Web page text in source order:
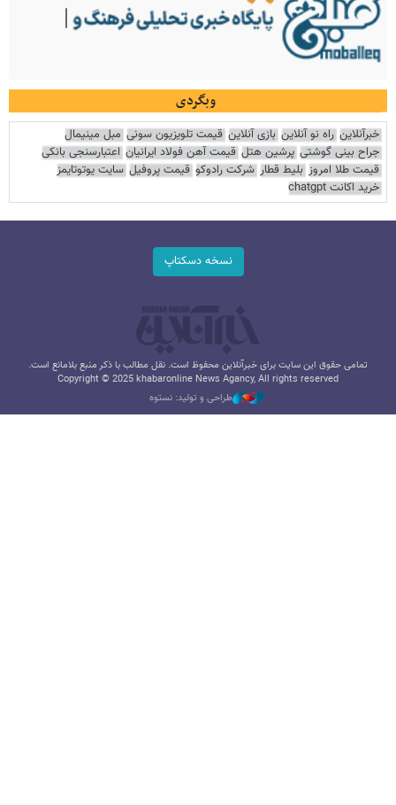
وبگردی
خبرآنلاین راه نو آنلاین بازی آنلاین قیمت تلویزیون سونی مبل مینیمال
جراح بینی گوشتی پرشین هتل قیمت آهن فولاد ایرانیان اعتبارسنجی بانکی
قیمت طلا امروز بلیط قطار شرکت رادوکو قیمت پروفیل سایت یوتوتایمز
خرید اکانت chatgpt
نسخه دسکتاپ
تمامی حقوق این سایت برای خبرآنلاین محفوظ است. نقل مطالب با ذکر منبع بلامانع است.
Copyright © 2025 khabaronline News Agancy, All rights reserved
طراحی و تولید: نستوه